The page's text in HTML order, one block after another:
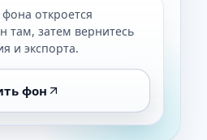
откроется
там, затем вернитесь
и экспорта.
фон